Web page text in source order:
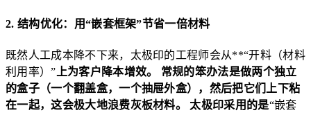
2. 结构优化：用“嵌套框架”节省一倍材料
既然人工成本降不下来，太极印的工程师会从**“开料（材料
利用率）” 上为客户降本增效。 常规的笨办法是做两个独立
的盒子（一个翻盖盒，一个抽屉外盒），然后把它们上下粘
在一起，这会极大地浪费灰板材料。 太极印采用的是“嵌套